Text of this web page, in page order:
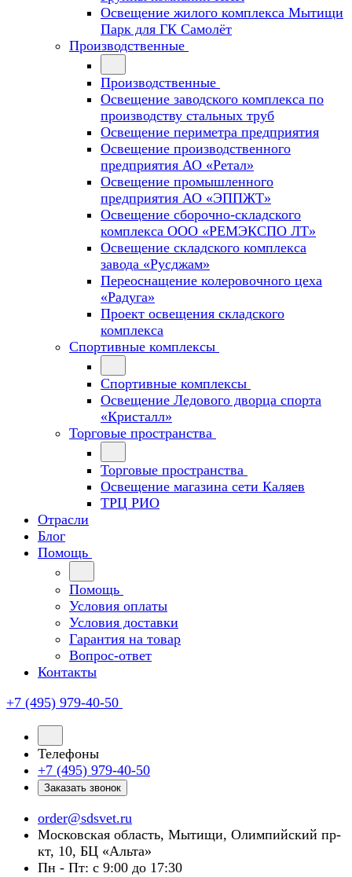
Освещение жилого комплекса Мытищи
Парк для ГК Самолёт
Производственные
Производственные
Освещение заводского комплекса по
производству стальных труб
Освещение периметра предприятия
Освещение производственного
предприятия АО «Ретал»
Освещение промышленного
предприятия АО «ЭППЖТ»
Освещение сборочно-складского
комплекса ООО «РЕМЭКСПО ЛТ»
Освещение складского комплекса
завода «Русджам»
Переоснащение колеровочного цеха
«Радуга»
Проект освещения складского
комплекса
Спортивные комплексы
Спортивные комплексы
Освещение Ледового дворца спорта
«Кристалл»
Торговые пространства
Торговые пространства
Освещение магазина сети Каляев
ТРЦ РИО
Отрасли
Блог
Помощь
Помощь
Условия оплаты
Условия доставки
Гарантия на товар
Вопрос-ответ
Контакты
+7 (495) 979-40-50
Телефоны
+7 (495) 979-40-50
Заказать звонок
order@sdsvet.ru
Московская область, Мытищи, Олимпийский пр-
кт, 10, БЦ «Альта»
Пн - Пт: с 9:00 до 17:30